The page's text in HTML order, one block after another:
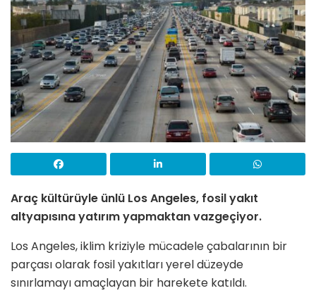
Araç kültürüyle ünlü Los Angeles, fosil yakıt
altyapısına yatırım yapmaktan vazgeçiyor.
Los Angeles, iklim kriziyle mücadele çabalarının bir
parçası olarak fosil yakıtları yerel düzeyde
sınırlamayı amaçlayan bir harekete katıldı.